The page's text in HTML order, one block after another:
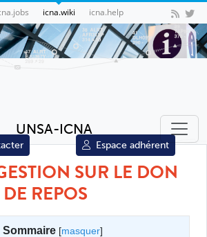
icna.wiki icna.help
Espace adhérent
UNSA-ICNA
SUR LE DON
REPOS
Sommaire [masquer]